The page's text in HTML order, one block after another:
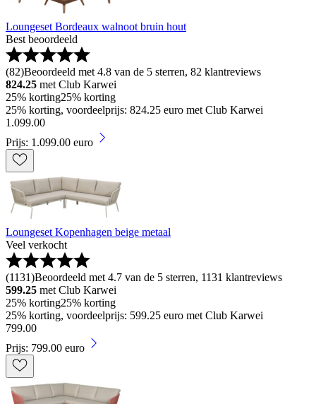
Loungeset Bordeaux walnoot bruin hout
Best beoordeeld
(82)Beoordeeld met 4.8 van de 5 sterren, 82 klantreviews
824.25 met Club Karwei
25% korting25% korting
25% korting, voordeelprijs: 824.25 euro met Club Karwei
1 .099.00
Prijs: 1.099.00 euro
Loungeset Kopenhagen beige metaal
Veel verkocht
(1131)Beoordeeld met 4.7 van de 5 sterren, 1131 klantreviews
599.25 met Club Karwei
25% korting25% korting
25% korting, voordeelprijs: 599.25 euro met Club Karwei
799.00
Prijs: 799.00 euro